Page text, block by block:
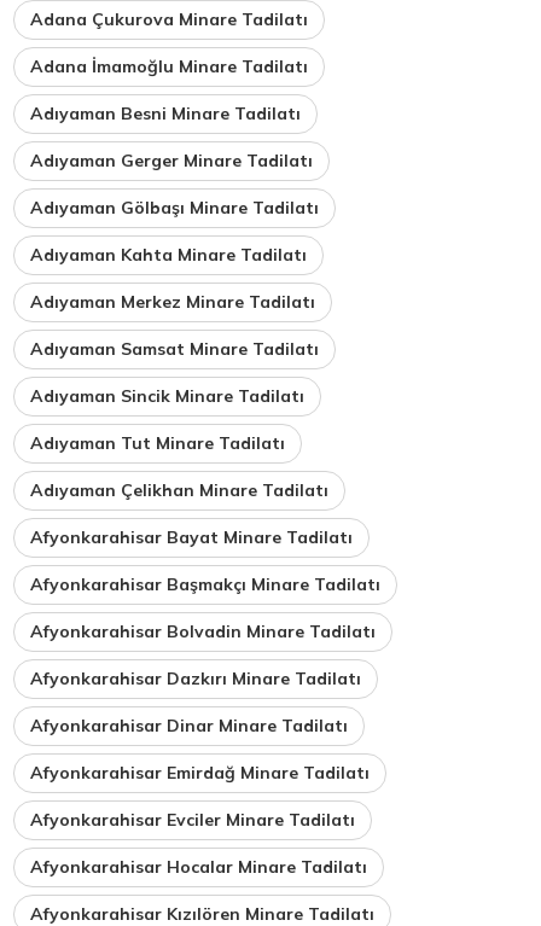
Adana Çukurova Minare Tadilatı
Adana İmamoğlu Minare Tadilatı
Adıyaman Besni Minare Tadilatı
Adıyaman Gerger Minare Tadilatı
Adıyaman Gölbaşı Minare Tadilatı
Adıyaman Kahta Minare Tadilatı
Adıyaman Merkez Minare Tadilatı
Adıyaman Samsat Minare Tadilatı
Adıyaman Sincik Minare Tadilatı
Adıyaman Tut Minare Tadilatı
Adıyaman Çelikhan Minare Tadilatı
Afyonkarahisar Bayat Minare Tadilatı
Afyonkarahisar Başmakçı Minare Tadilatı
Afyonkarahisar Bolvadin Minare Tadilatı
Afyonkarahisar Dazkırı Minare Tadilatı
Afyonkarahisar Dinar Minare Tadilatı
Afyonkarahisar Emirdağ Minare Tadilatı
Afyonkarahisar Evciler Minare Tadilatı
Afyonkarahisar Hocalar Minare Tadilatı
Afyonkarahisar Kızılören Minare Tadilatı